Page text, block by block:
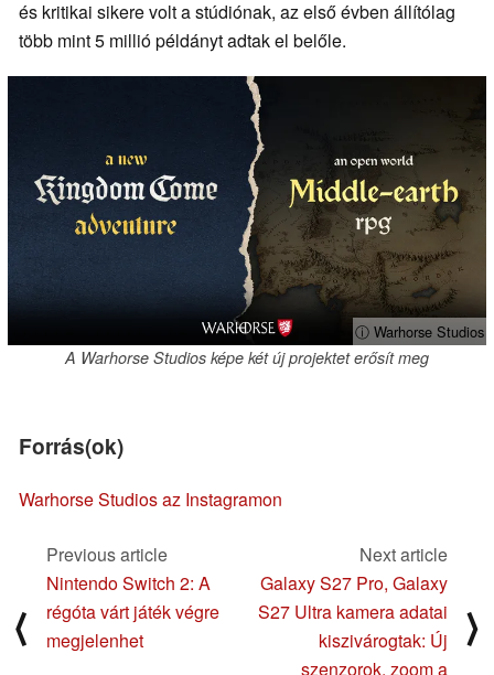
és kritikai sikere volt a stúdiónak, az első évben állítólag
több mint 5 millió példányt adtak el belőle.
ⓘ Warhorse Studios
A Warhorse Studios képe két új projektet erősít meg
Forrás(ok)
Warhorse Studios az Instagramon
⟨
Previous article
Nintendo Switch 2: A
régóta várt játék végre
megjelenhet
Next article
Galaxy S27 Pro, Galaxy
S27 Ultra kamera adatai
kiszivárogtak: Új
szenzorok, zoom a
⟩